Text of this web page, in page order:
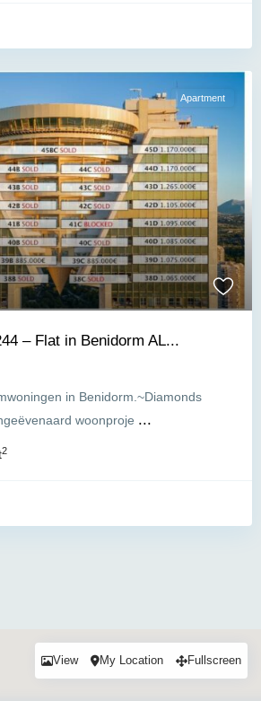
Apartment
– Flat in Benidorm AL...
in Benidorm.~Diamonds
woonproje ...
2
View My Location Fullscreen